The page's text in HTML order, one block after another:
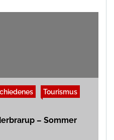
Tourismus
– Sommer